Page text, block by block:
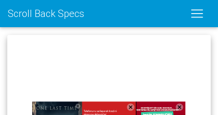
Scroll Back Specs